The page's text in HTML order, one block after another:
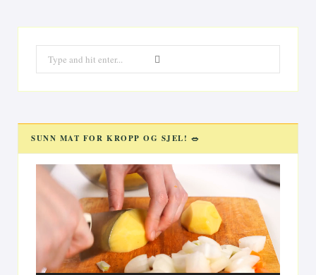
for:
SUNN MAT FOR KROPP OG SJEL! 🥗
Videoavspiller